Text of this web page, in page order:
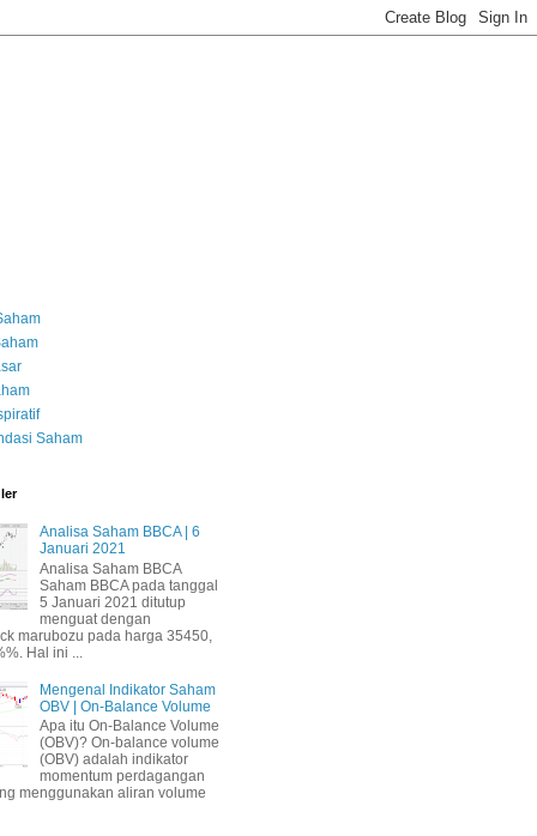
Saham
Analisa Saham BBCA | 6
Januari 2021
Analisa Saham BBCA
Saham BBCA pada tanggal
5 Januari 2021 ditutup
menguat dengan
marubozu pada harga 35450,
Hal ini ...
Mengenal Indikator Saham
OBV | On-Balance Volume
Apa itu On-Balance Volume
(OBV)? On-balance volume
(OBV) adalah indikator
momentum perdagangan
menggunakan aliran volume